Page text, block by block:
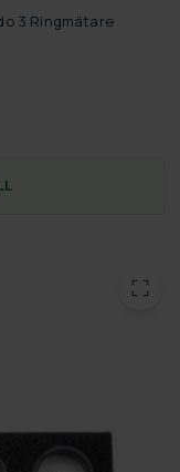
3 Ringmätare